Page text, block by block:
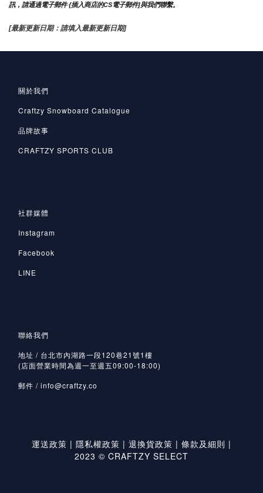
訊，請通過電子郵件 {插入商店的CS電子郵件]與我們聯繫。
[最新更新日期：請填入最新更新日期]
關於我們
Craftzy Snowboard Catalogue
品牌故事
CRAFTZY SPORTS CLUB
社群媒體
Instagram
Facebook
LINE
聯絡我們
地址 / 台北市內湖路一段120巷21號1樓
(店面營業時間為週一至週五09:00-18:00)
郵件 / info@craftzy.co
運送政策 | 隱私權政策 | 退換貨政策 | 條款及細則 |
2023 © CRAFTZY SELECT